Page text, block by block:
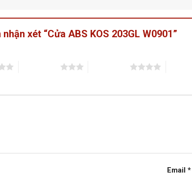
xét “Cửa ABS KOS 203GL W0901”
Email *